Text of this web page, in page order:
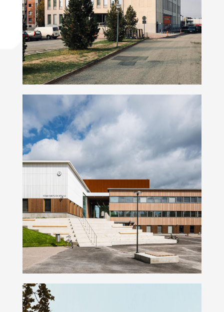
Peltolan kampus
Hämeenkylän koulu